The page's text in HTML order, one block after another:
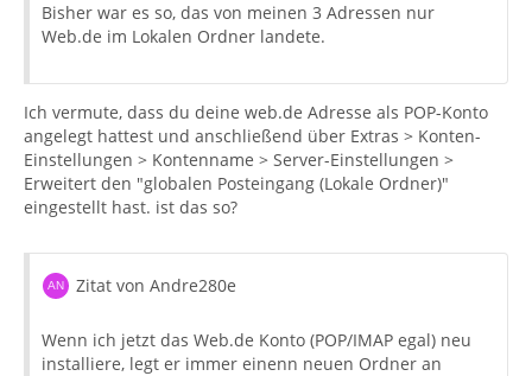
Bisher war es so, das von meinen 3 Adressen nur
Web.de im Lokalen Ordner landete.
Ich vermute, dass du deine web.de Adresse als POP-Konto
angelegt hattest und anschließend über Extras > Konten-
Einstellungen > Kontenname > Server-Einstellungen >
Erweitert den "globalen Posteingang (Lokale Ordner)"
eingestellt hast. ist das so?
Zitat von Andre280e
Wenn ich jetzt das Web.de Konto (POP/IMAP egal) neu
installiere, legt er immer einenn neuen Ordner an